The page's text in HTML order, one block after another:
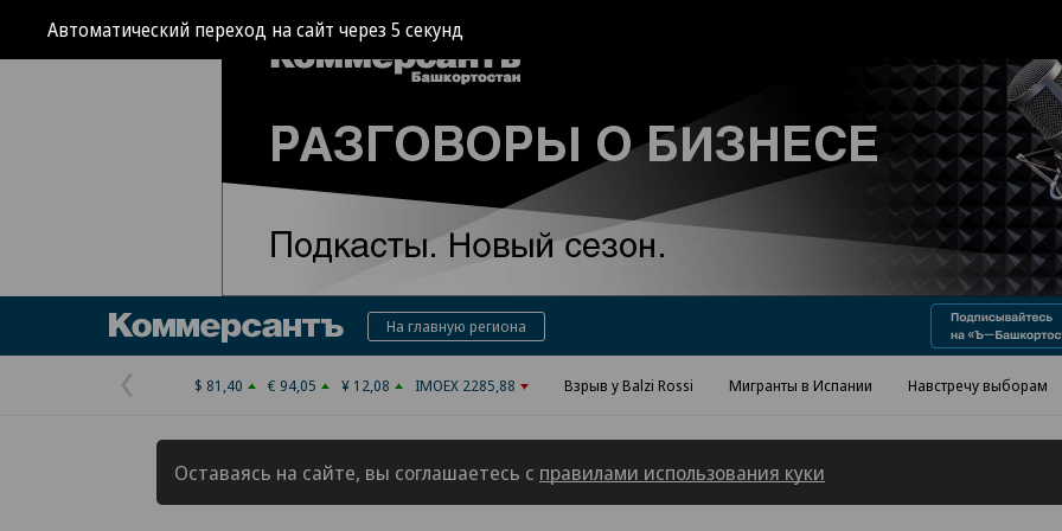
Автоматический переход на сайт через3 секунд
Реклама в «Ъ» www.kommersant.ru/ad
КоммерсантъНа главную региона
Предыдущая
страница
$ 81,40 € 94,05 ¥ 12,08 IMOEX 2285,88 Взрыв у Balzi Rossi Мигранты в Испании Навстречу выборам
Оставаясь на сайте, вы соглашаетесь с правилами использования куки